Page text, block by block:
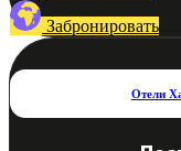
Забронировать
Отели